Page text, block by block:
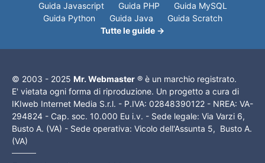
Guida Javascript
Guida PHP
Guida MySQL
Guida Python
Guida Java
Guida Scratch
Tutte le guide →
© 2003 - 2025 Mr. Webmaster ® è un marchio registrato.
E' vietata ogni forma di riproduzione. Un progetto a cura di
IKIweb Internet Media S.r.l. - P.IVA: 02848390122 - NREA: VA-
294824 - Cap. soc. 10.000 Eu i.v. - Sede legale: Via Varzi 6,
Busto A. (VA) - Sede operativa: Vicolo dell'Assunta 5, Busto A.
(VA)